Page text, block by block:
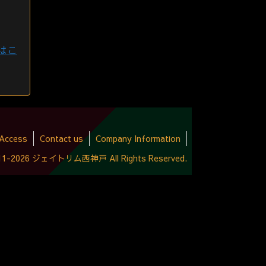
こ
Contact us
Company Information
2026 ジェイトリム西神戸 All Rights Reserved.